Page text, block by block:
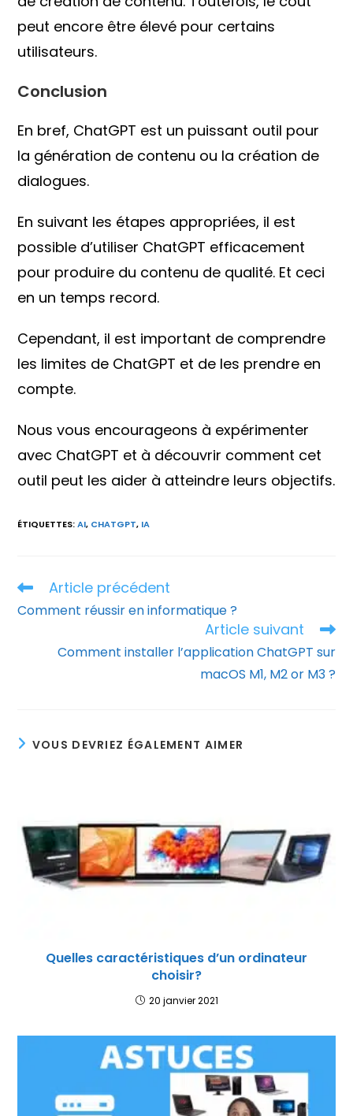
peut encore être élevé pour certains
utilisateurs.
Conclusion
En bref, ChatGPT est un puissant outil pour
la génération de contenu ou la création de
dialogues.
En suivant les étapes appropriées, il est
possible d’utiliser ChatGPT efficacement
pour produire du contenu de qualité. Et ceci
en un temps record.
Cependant, il est important de comprendre
les limites de ChatGPT et de les prendre en
compte.
Nous vous encourageons à expérimenter
avec ChatGPT et à découvrir comment cet
outil peut les aider à atteindre leurs objectifs.
ÉTIQUETTES:AI, CHATGPT, IA
Read
articles
Article précédent
Comment réussir en informatique ?
Article suivant
Comment installer l’application ChatGPT sur
macOS M1, M2 or M3 ?
VOUS DEVRIEZ ÉGALEMENT AIMER
Quelles caractéristiques d’un ordinateur
choisir?
20 janvier 2021